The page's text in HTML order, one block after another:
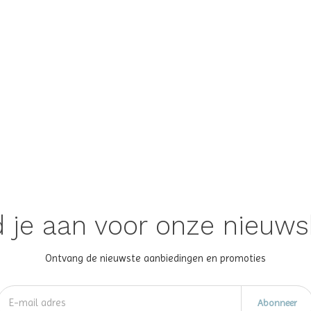
je aan voor onze
Ontvang de nieuwste aanbiedingen en promoties
Abonneer